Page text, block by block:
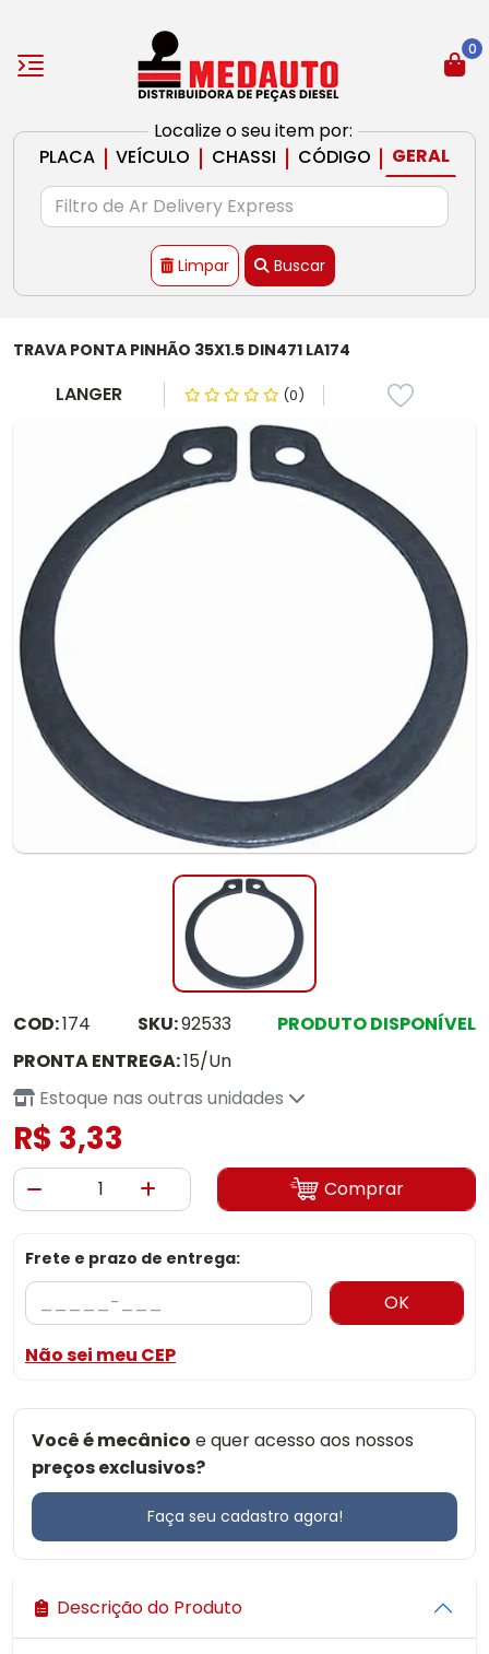
Localize o seu item por:
PLACA | VEÍCULO | CHASSI | CÓDIGO | GERAL
Limpar Buscar
0
TRAVA PONTA PINHÃO 35X1.5 DIN471 LA174
LANGER (0)
COD:174 SKU:92533
PRODUTO DISPONÍVEL
PRONTA ENTREGA:15/Un
Estoque nas outras unidades
R$ 3,33
Comprar
Frete e prazo de entrega:
OK
Não sei meu CEP
Você é mecânico e quer acesso aos nossos
preços exclusivos?
Faça seu cadastro agora!
Descrição do Produto